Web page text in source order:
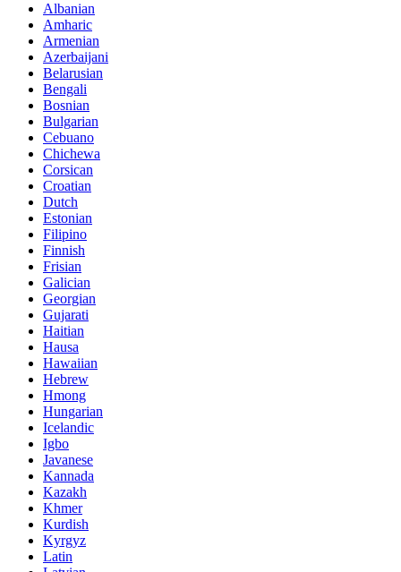
Albanian
Amharic
Armenian
Azerbaijani
Belarusian
Bengali
Bosnian
Bulgarian
Cebuano
Chichewa
Corsican
Croatian
Dutch
Estonian
Filipino
Finnish
Frisian
Galician
Georgian
Gujarati
Haitian
Hausa
Hawaiian
Hebrew
Hmong
Hungarian
Icelandic
Igbo
Javanese
Kannada
Kazakh
Khmer
Kurdish
Kyrgyz
Latin